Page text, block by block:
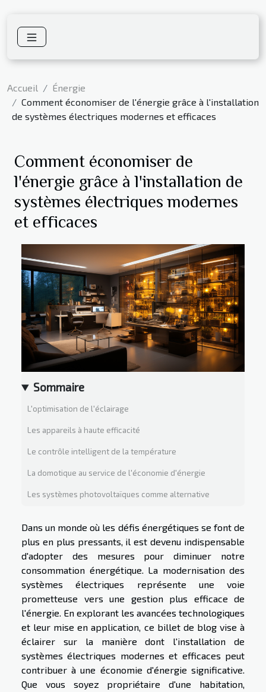
Accueil
Énergie
Comment économiser de l'énergie grâce à l'installation
de systèmes électriques modernes et efficaces
Comment économiser de
l'énergie grâce à l'installation de
systèmes électriques modernes
et efficaces
Sommaire
L'optimisation de l'éclairage
Les appareils à haute efficacité
Le contrôle intelligent de la température
La domotique au service de l'économie d'énergie
Les systèmes photovoltaïques comme alternative
Dans un monde où les défis énergétiques se font de
plus en plus pressants, il est devenu indispensable
d'adopter des mesures pour diminuer notre
consommation énergétique. La modernisation des
systèmes électriques représente une voie
prometteuse vers une gestion plus efficace de
l'énergie. En explorant les avancées technologiques
et leur mise en application, ce billet de blog vise à
éclairer sur la manière dont l'installation de
systèmes électriques modernes et efficaces peut
contribuer à une économie d'énergie significative.
Que vous soyez propriétaire d'une habitation,